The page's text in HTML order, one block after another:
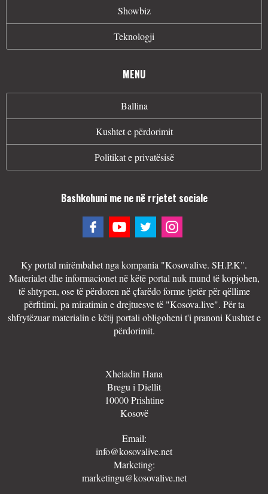
Showbiz
Teknologji
MENU
Ballina
Kushtet e përdorimit
Politikat e privatësisë
Bashkohuni me ne në rrjetet sociale
Ky portal mirëmbahet nga kompania "Kosovalive. SH.P.K".
Materialet dhe informacionet në këtë portal nuk mund të kopjohen,
të shtypen, ose të përdoren në çfarëdo forme tjetër për qëllime
përfitimi, pa miratimin e drejtuesve të "Kosova.live". Për ta
shfrytëzuar materialin e këtij portali obligoheni t'i pranoni Kushtet e
përdorimit.
Xheladin Hana
Bregu i Diellit
10000 Prishtine
Kosovë
Email:
info@kosovalive.net
Marketing:
marketingu@kosovalive.net